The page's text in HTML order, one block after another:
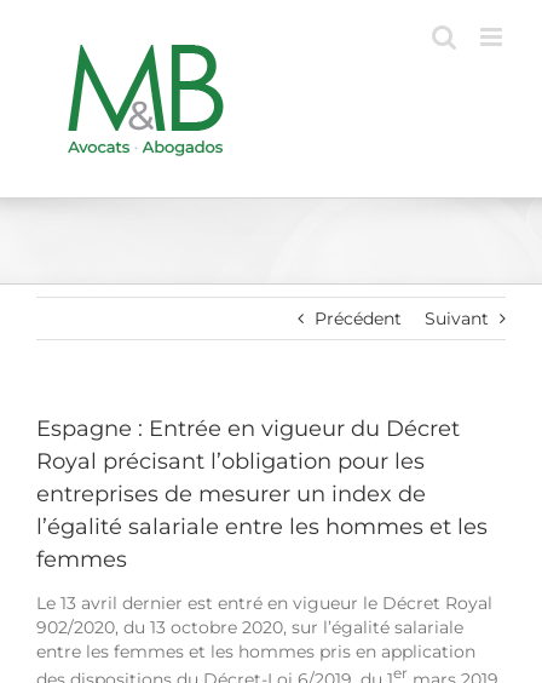
Précédent Suivant
Espagne : Entrée en vigueur du Décret
Royal précisant l’obligation pour les
entreprises de mesurer un index de
l’égalité salariale entre les hommes et les
femmes
Le 13 avril dernier est entré en vigueur le Décret Royal
902/2020, du 13 octobre 2020, sur l’égalité salariale
entre les femmes et les hommes pris en application
er